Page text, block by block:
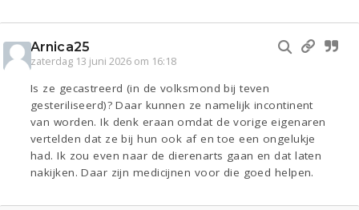
Arnica25
zaterdag 13 juni 2026 om 16:18
Is ze gecastreerd (in de volksmond bij teven
gesteriliseerd)? Daar kunnen ze namelijk incontinent
van worden. Ik denk eraan omdat de vorige eigenaren
vertelden dat ze bij hun ook af en toe een ongelukje
had. Ik zou even naar de dierenarts gaan en dat laten
nakijken. Daar zijn medicijnen voor die goed helpen.